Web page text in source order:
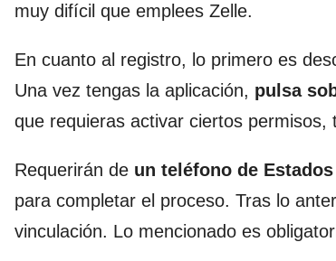
muy difícil que emplees Zelle.
En cuanto al registro, lo primero es
Una vez tengas la aplicación, pulsa
que requieras activar ciertos
Requerirán de un teléfono de
para completar el proceso. Tras lo
vinculación. Lo mencionado es